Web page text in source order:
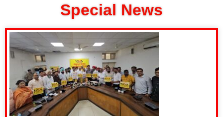
Special News